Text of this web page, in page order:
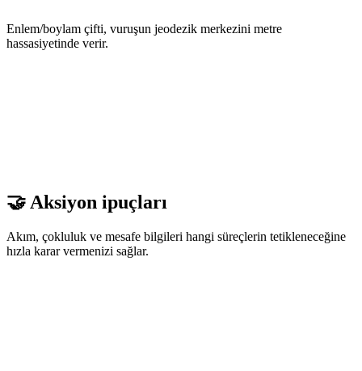
Enlem/boylam çifti, vuruşun jeodezik merkezini metre
hassasiyetinde verir.
🤝 Aksiyon ipuçları
Akım, çokluluk ve mesafe bilgileri hangi süreçlerin tetikleneceğine
hızla karar vermenizi sağlar.